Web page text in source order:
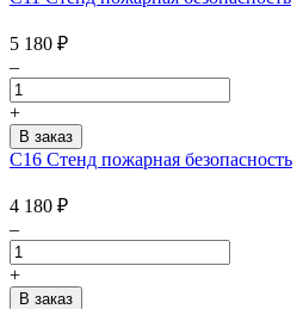
5 180 ₽
–
+
С16 Стенд пожарная безопасность
4 180 ₽
–
+